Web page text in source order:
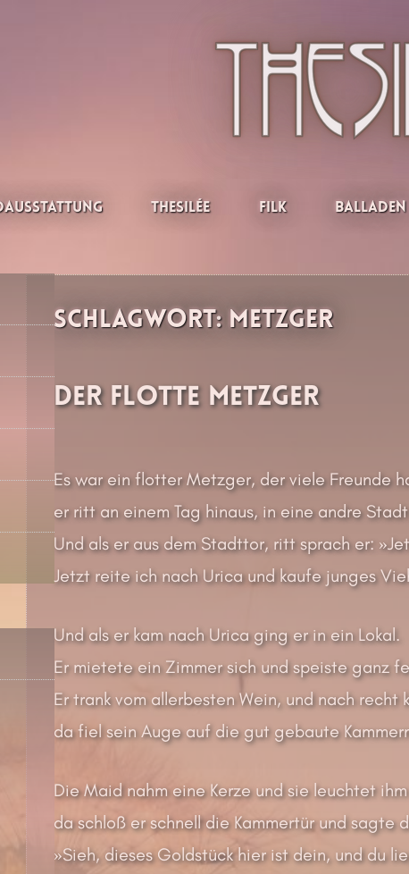
& Folk Thesilée Filk Balladen
Schlagwort: Metzger
Der flotte Metzger
Es war ein flotter Metzger, der viele Freunde
er ritt an einem Tag hinaus, in eine andre
Und als er aus dem Stadttor, ritt sprach er:
Jetzt reite ich nach Urica und kaufe junges
Und als er kam nach Urica ging er in ein Lokal.
Er mietete ein Zimmer sich und speiste ganz
Er trank vom allerbesten Wein, und nach recht
da fiel sein Auge auf die gut gebaute
Die Maid nahm eine Kerze und sie leuchtet
da schloß er schnell die Kammertür und sagte
»Sieh, dieses Goldstück hier ist dein, und du